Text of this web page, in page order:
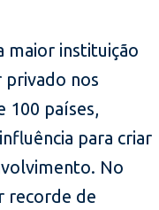
maior instituição
nos
100 países,
para criar
No
recorde de